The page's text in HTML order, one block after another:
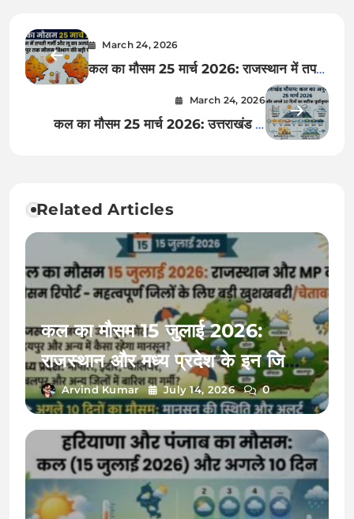
March 24, 2026
कल का मौसम 25 मार्च 2026: राजस्थान में तपती
गर्मी और लू का अलर्ट, जयपुर से जोधपुर तक मौसम
विभाग की बड़ी चेतावनी
March 24, 2026
कल का मौसम 25 मार्च 2026: उत्तराखंड के
Related Articles
कल का मौसम 15 जुलाई 2026:
राजस्थान और मध्य प्रदेश के इन जिलों
में मौसम विभाग का अचानक बड़ा अलर्ट,
अगले 10 दिनों तक होगी झमाझम बारिश
Arvind Kumar July 14, 2026 0